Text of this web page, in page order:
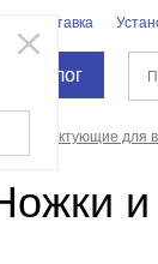
Доставка
Каталог
комплектующие для
и